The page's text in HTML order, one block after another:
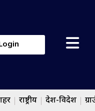
राष्ट्रीय देश-विदेश